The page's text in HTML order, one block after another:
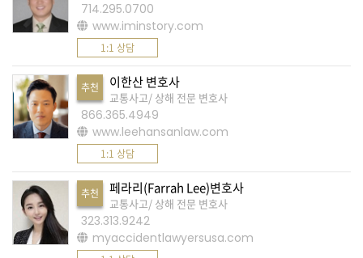
국
에
새
로
운
문
가
를
찾
714.295.0700
www.iminstory.com
1:1 상담
추천 이한산 변호사
교통사고/ 상해 전문 변호사
866.365.4949
www.leehansanlaw.com
1:1 상담
추천 페라리(Farrah Lee)변호사
교통사고/ 상해 전문 변호사
323.313.9242
myaccidentlawyersusa.com